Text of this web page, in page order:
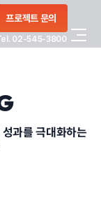
프로젝트 문의
02-545-3800
과를 극대화하는